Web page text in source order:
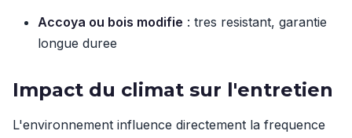
Accoya ou bois modifie : tres resistant, garantie
longue duree
Impact du climat sur l'entretien
L'environnement influence directement la frequence